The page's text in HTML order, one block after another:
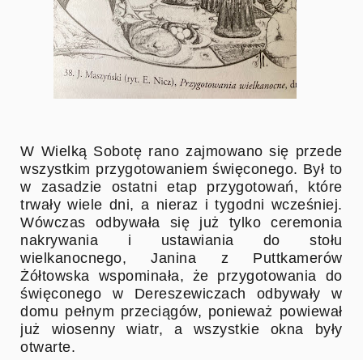
W Wielką Sobotę rano zajmowano się przede
wszystkim przygotowaniem święconego. Był to
w zasadzie ostatni etap przygotowań, które
trwały wiele dni, a nieraz i tygodni wcześniej.
Wówczas odbywała się już tylko ceremonia
nakrywania i ustawiania do stołu
wielkanocnego, Janina z Puttkamerów
Żółtowska wspominała, że przygotowania do
święconego w Dereszewiczach odbywały w
domu pełnym przeciągów, ponieważ powiewał
już wiosenny wiatr, a wszystkie okna były
otwarte.